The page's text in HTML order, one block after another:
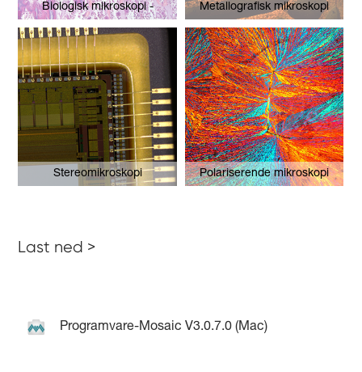
Biologisk mikroskopi -
epifyseplate
Stereomikroskopi
Metallografisk mikroskopi
Polariserende mikroskopi
Last ned >
Programvare-Mosaic V3.0.7.0 (Mac)